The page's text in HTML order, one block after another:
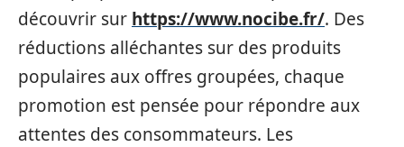
découvrir sur https://www.nocibe.fr/. Des
réductions alléchantes sur des produits
populaires aux offres groupées, chaque
promotion est pensée pour répondre aux
attentes des consommateurs. Les